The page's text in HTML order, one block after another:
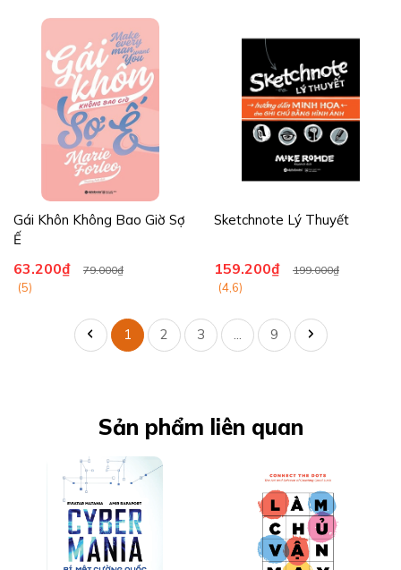
Gái Khôn Không Bao Giờ Sợ
Ế
63.200₫ 79.000₫
(5)
Sketchnote Lý Thuyết
159.200₫ 199.000₫
(4,6)
1 2 3 9
Sản phẩm liên quan